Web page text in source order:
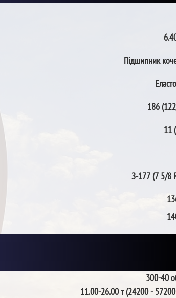
Підшипник
186
11
З-177 (7 5/8
300-40
11.00-26.00 т (24200 -